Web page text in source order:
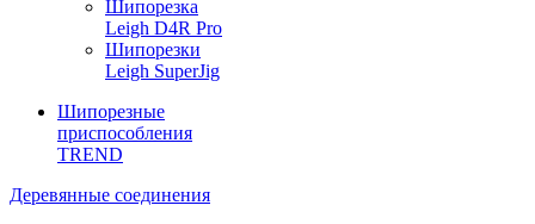
Шипорезка
Leigh D4R Pro
Шипорезки
Leigh SuperJig
Шипорезные
приспособления
TREND
Деревянные соединения